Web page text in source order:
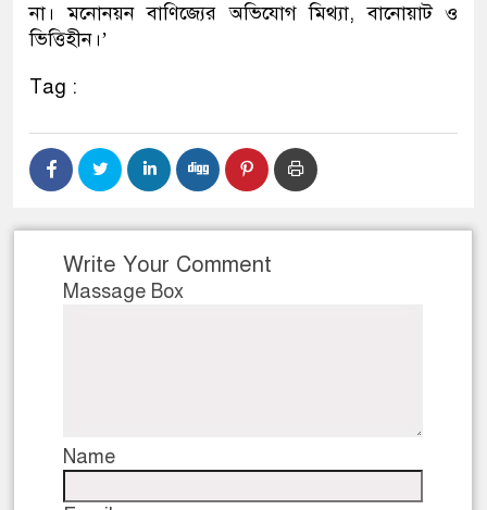
না। মনোনয়ন বাণিজ্যের অভিযোগ মিথ্যা, বানোয়াট ও
ভিত্তিহীন।’
Tag :
Write Your Comment
Massage Box
Name